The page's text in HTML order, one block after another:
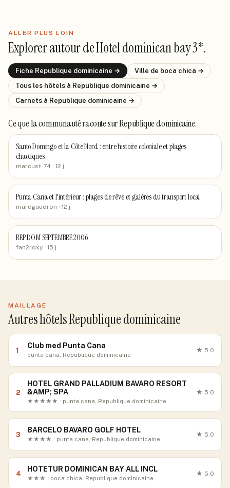
ALLER PLUS LOIN
Explorer autour deHotel dominican bay 3*.
Fiche Republique dominicaine → Ville de boca chica →
Tous les hôtels à Republique dominicaine →
Carnets à Republique dominicaine →
Ce que la communauté racontesur Republique dominicaine.
Santo Domingo et la Côte Nord : entre histoire coloniale et plages
chaotiques
marcust-74 · 12 j
Punta Cana et l'intérieur : plages de rêve et galères du transport local
marcgaudron · 12 j
REP DOM SEPTEMBRE 2006
fan2roxy · 15 j
MAILLAGE
Autres hôtels Republique dominicaine
1
Club med Punta Cana
punta cana, Republique dominicaine
★ 5.0
2
HOTEL GRAND PALLADIUM BAVARO RESORT
&AMP; SPA
★★★★★ · punta cana, Republique dominicaine
★ 5.0
3
BARCELO BAVARO GOLF HOTEL
★★★★ · punta cana, Republique dominicaine
★ 5.0
4
HOTETUR DOMINICAN BAY ALL INCL
★★★ · boca chica, Republique dominicaine
★ 5.0